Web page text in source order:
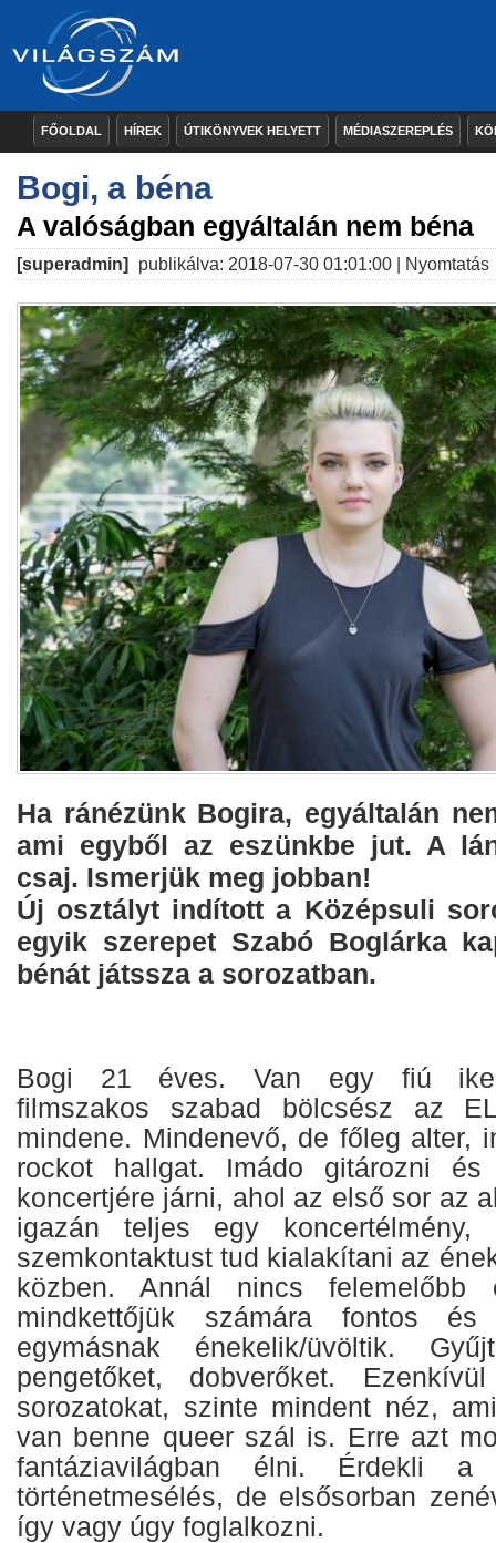
FŐOLDAL HÍREK ÚTIKÖNYVEK HELYETT MÉDIASZEREPLÉS
Bogi, a béna
A valóságban egyáltalán nem béna
[superadmin] publikálva: 2018-07-30 01:01:00 | Nyomtatás
Ha ránézünk Bogira, egyáltalán
ami egyből az eszünkbe jut. A
csaj. Ismerjük meg jobban!
Új osztályt indított a Középsuli
egyik szerepet Szabó Boglárka
bénát játssza a sorozatban.
Bogi 21 éves. Van egy fiú
filmszakos szabad bölcsész az
mindene. Mindenevő, de főleg alter,
rockot hallgat. Imádo gitározni és
koncertjére járni, ahol az első sor az
igazán teljes egy
szemkontaktust tud kialakítani az
közben. Annál nincs felemelőbb
mindkettőjük számára fontos és
egymásnak énekelik/üvöltik.
pengetőket, dobverőket.
sorozatokat, szinte mindent néz,
van benne queer szál is. Erre azt
fantáziavilágban élni. Érdekli
történetmesélés, de elsősorban
így vagy úgy foglalkozni.